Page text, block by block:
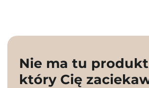
Nie ma tu
który Cię